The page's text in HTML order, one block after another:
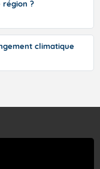
région ?
climatique